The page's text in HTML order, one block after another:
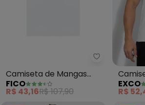
Fico -
Camiseta de Mangas
Curtas em Malha Piquet
(Branco)
FICO
R$ 43,16R$ 107,90
EXCO
R$